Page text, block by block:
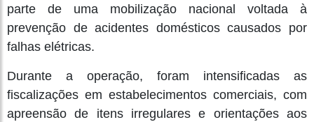
parte de uma mobilização nacional voltada à
prevenção de acidentes domésticos causados por
falhas elétricas.
Durante a operação, foram intensificadas as
fiscalizações em estabelecimentos comerciais, com
apreensão de itens irregulares e orientações aos